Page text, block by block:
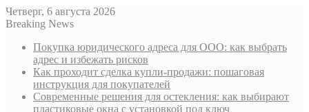
Четверг, 6 августа 2026
Breaking News
Покупка юридического адреса для ООО: как выбрать
адрес и избежать рисков
Как проходит сделка купли-продажи: пошаговая
инструкция для покупателей
Современные решения для остекления: как выбирают
пластиковые окна с установкой под ключ